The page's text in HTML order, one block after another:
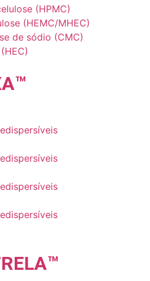
(HPMC)
(HEMC/MHEC)
de sódio (CMC)
™
™